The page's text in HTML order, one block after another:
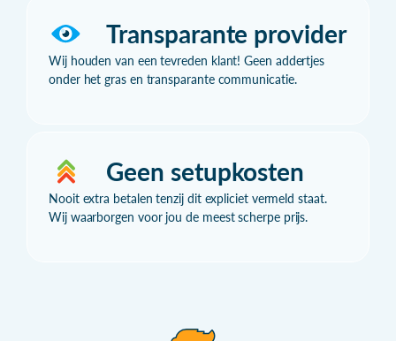
Transparante provider
Wij houden van een tevreden klant! Geen addertjes
onder het gras en transparante communicatie.
Geen setupkosten
Nooit extra betalen tenzij dit expliciet vermeld staat.
Wij waarborgen voor jou de meest scherpe prijs.